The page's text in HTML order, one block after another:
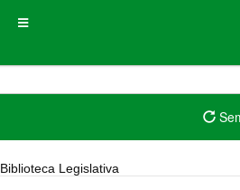
Biblioteca Legislativa